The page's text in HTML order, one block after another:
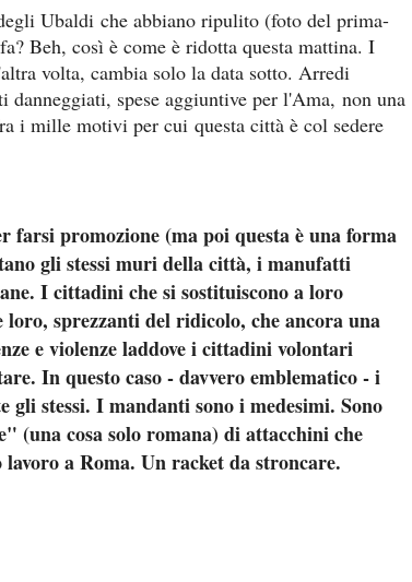
Ubaldi che abbiano ripulito (foto del prima-
Beh, così è come è ridotta questa mattina. I
volta, cambia solo la data sotto. Arredi
spese aggiuntive per l'Ama, non una
i mille motivi per cui questa città è col sedere
promozione (ma poi questa è una forma
gli stessi muri della città, i manufatti
I cittadini che si sostituiscono a loro
sprezzanti del ridicolo, che ancora una
e violenze laddove i cittadini volontari
In questo caso - davvero emblematico - i
stessi. I mandanti sono i medesimi. Sono
(una cosa solo romana) di attacchini che
a Roma. Un racket da stroncare.